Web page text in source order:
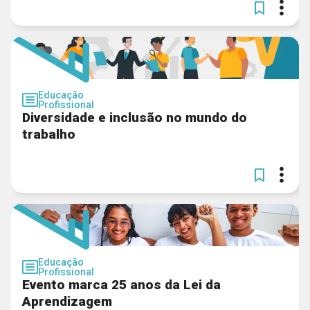
Educação
Profissional
Diversidade e inclusão no mundo do
trabalho
Educação
Profissional
Evento marca 25 anos da Lei da
Aprendizagem